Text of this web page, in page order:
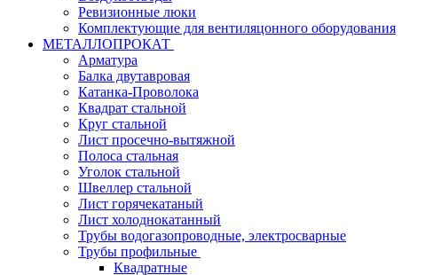
Ревизионные люки
Комплектующие для вентиляцонного оборудования
МЕТАЛЛОПРОКАТ
Арматура
Балка двутавровая
Катанка-Проволока
Квадрат стальной
Круг стальной
Лист просечно-вытяжной
Полоса стальная
Уголок стальной
Швеллер стальной
Лист горячекатаный
Лист холоднокатанный
Трубы водогазопроводные, электросварные
Трубы профильные
Квадратные